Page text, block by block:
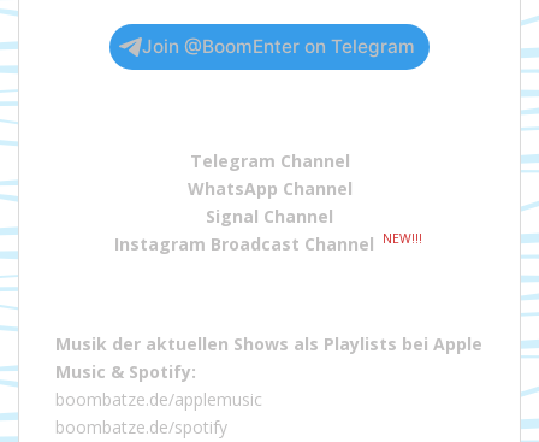
Join @BoomEnter on Telegram
Telegram Channel
WhatsApp Channel
Signal Channel
Instagram Broadcast Channel
NEW!!!
Musik der aktuellen Shows als Playlists bei Apple
Music & Spotify:
boombatze.de/applemusic
boombatze.de/spotify